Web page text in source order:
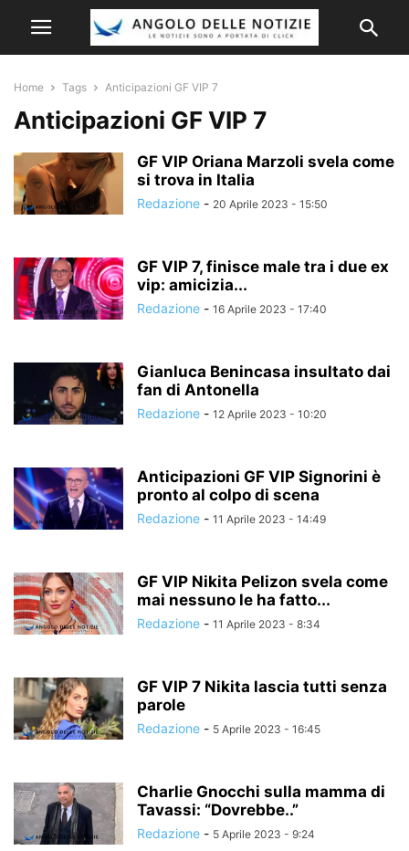
Home Tags Anticipazioni GF VIP 7
Anticipazioni GF VIP 7
GF VIP Oriana Marzoli svela come
si trova in Italia
Redazione - 20 Aprile 2023 - 15:50
GF VIP 7, finisce male tra i due ex
vip: amicizia...
Redazione - 16 Aprile 2023 - 17:40
Gianluca Benincasa insultato dai
fan di Antonella
Redazione - 12 Aprile 2023 - 10:20
Anticipazioni GF VIP Signorini è
pronto al colpo di scena
Redazione - 11 Aprile 2023 - 14:49
GF VIP Nikita Pelizon svela come
mai nessuno le ha fatto...
Redazione - 11 Aprile 2023 - 8:34
GF VIP 7 Nikita lascia tutti senza
parole
Redazione - 5 Aprile 2023 - 16:45
Charlie Gnocchi sulla mamma di
Tavassi: “Dovrebbe..”
Redazione - 5 Aprile 2023 - 9:24